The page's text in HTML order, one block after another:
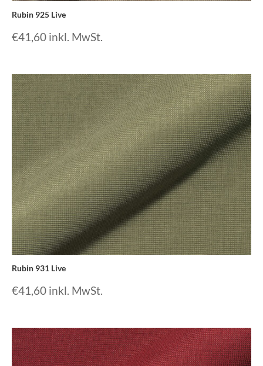
Rubin 925 Live
€41,60 inkl. MwSt.
Rubin 931 Live
€41,60 inkl. MwSt.